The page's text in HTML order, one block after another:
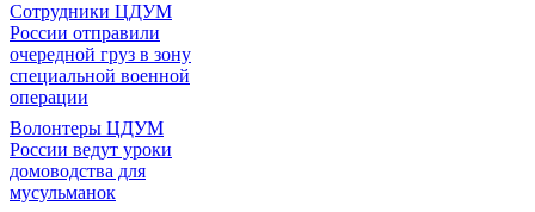
Сотрудники ЦДУМ
России отправили
очередной груз в зону
специальной военной
операции
Волонтеры ЦДУМ
России ведут уроки
домоводства для
мусульманок